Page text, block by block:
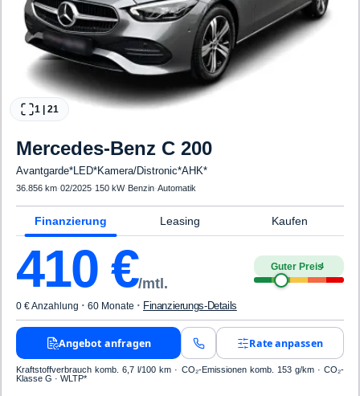
1 21
Mercedes-Benz C 200
Avantgarde*LED*Kamera/Distronic*AHK*
36.856 km·02/2025· 150 kW· Benzin·Automatik
Finanzierung Leasing Kaufen
410 €/mtl.
Guter Preis4
0 € Anzahlung · 60 Monate · Finanzierungs-Details
Angebot anfragen Rate anpassen
Kraftstoffverbrauch komb. 6,7 l/100 km · CO₂-Emissionen komb. 153 g/km · CO₂-
Klasse G · WLTP*